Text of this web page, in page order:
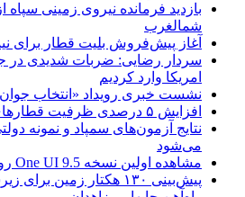
بازدید فرمانده نیروی زمینی سپاه
شمالغرب
آغاز پیش‌فروش بلیت قطار برای
امریکا وارد کردیم
نشست خبری رویداد «انتخاب
افزایش ۵ درصدی ظرفیت قطارهای اربعین
نتایج آزمون‌های سمپاد و نمونه
می‌شود
مشاهده اولین نسخه One UI 9.5 روی سرورهای سامسونگ
پیش‌بینی ۱۳۰ هکتار زمین